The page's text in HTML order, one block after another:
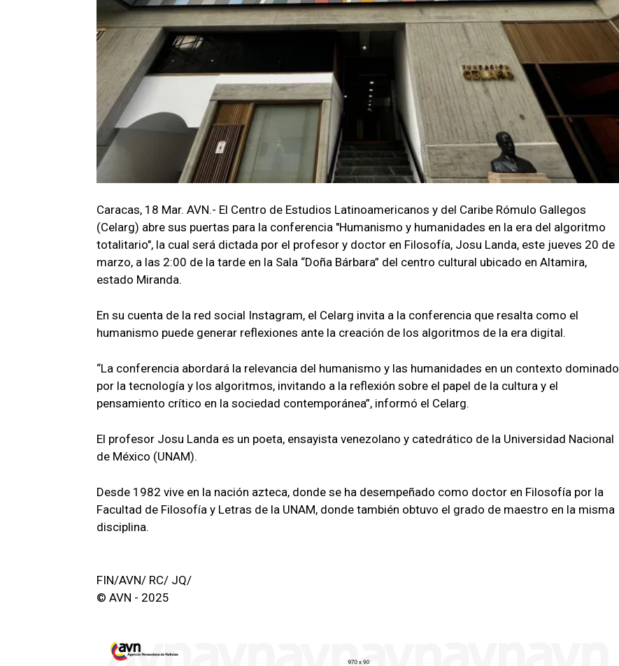
Caracas, 18 Mar. AVN.- El Centro de Estudios Latinoamericanos y del Caribe Rómulo Gallegos
(Celarg) abre sus puertas para la conferencia "Humanismo y humanidades en la era del algoritmo
totalitario", la cual será dictada por el profesor y doctor en Filosofía, Josu Landa, este jueves 20 de
marzo, a las 2:00 de la tarde en la Sala “Doña Bárbara” del centro cultural ubicado en Altamira,
estado Miranda.
En su cuenta de la red social Instagram, el Celarg invita a la conferencia que resalta como el
humanismo puede generar reflexiones ante la creación de los algoritmos de la era digital.
“La conferencia abordará la relevancia del humanismo y las humanidades en un contexto dominado
por la tecnología y los algoritmos, invitando a la reflexión sobre el papel de la cultura y el
pensamiento crítico en la sociedad contemporánea”, informó el Celarg.
El profesor Josu Landa es un poeta, ensayista venezolano y catedrático de la Universidad Nacional
de México (UNAM).
Desde 1982 vive en la nación azteca, donde se ha desempeñado como doctor en Filosofía por la
Facultad de Filosofía y Letras de la UNAM, donde también obtuvo el grado de maestro en la misma
disciplina.
FIN/AVN/ RC/ JQ/
© AVN - 2025